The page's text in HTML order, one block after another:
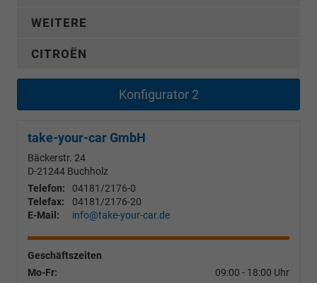
WEITERE
CITROËN
Konfigurator 2
take-your-car GmbH
Bäckerstr. 24
D-21244 Buchholz
Telefon:
04181/2176-0
Telefax:
04181/2176-20
E-Mail:
info@take-your-car.de
Geschäftszeiten
Mo-Fr:
09:00 - 18:00 Uhr